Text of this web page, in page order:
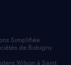
Simplifiée
de Bobigny
Wilson à Saint